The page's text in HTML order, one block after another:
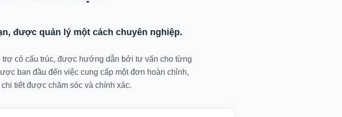
được quản lý một cách chuyên nghiệp.
trợ có cấu trúc, được hướng dẫn bởi tư vấn cho từng
ban đầu đến việc cung cấp một đơn hoàn chỉnh,
tiết được chăm sóc và chính xác.